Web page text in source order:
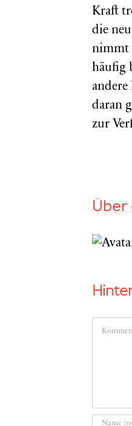
Kraft
die
nimmt
häufig
daran
zur